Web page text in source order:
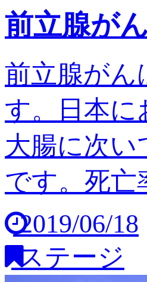
前立腺が
前立腺がん
す。日本に
大腸に次い
です。死亡
2019/06/18
ステージ